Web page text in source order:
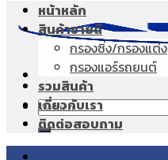
Search
for:
หน้าหลัก
สินค้าขายดี
กรองซิ่ง/กรองแต่ง
กรองแอร์รถยนต์
รวมสินค้า
เกี่ยวกับเรา
ติดต่อสอบถาม